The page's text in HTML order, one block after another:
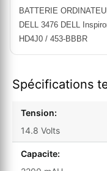
BATTERIE
DELL 3476 DELL
HD4J0 / 453-BBBR
Spécifications
Tension:
14.8 Volts
Capacite: